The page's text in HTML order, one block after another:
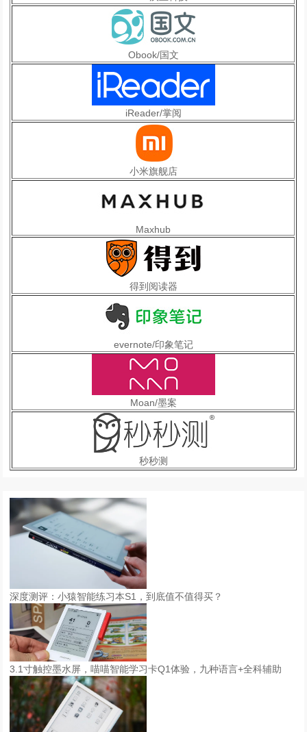
Obook/国文
iReader/掌阅
小米旗舰店
Maxhub
得到阅读器
evernote/印象笔记
Moan/墨案
秒秒测
深度测评：小猿智能练习本S1，到底值不值得买？
3.1寸触控墨水屏，喵喵智能学习卡Q1体验，九种语言+全科辅助